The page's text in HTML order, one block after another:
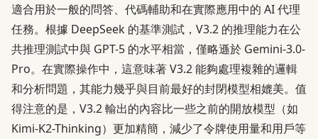
適合用於一般的問答、代碼輔助和在實際應用中的 AI 代理
任務。根據 DeepSeek 的基準測試，V3.2 的推理能力在公
共推理測試中與 GPT-5 的水平相當，僅略遜於 Gemini-3.0-
Pro。在實際操作中，這意味著 V3.2 能夠處理複雜的邏輯
和分析問題，其能力幾乎與目前最好的封閉模型相媲美。值
得注意的是，V3.2 輸出的內容比一些之前的開放模型（如
Kimi-K2-Thinking）更加精簡，減少了令牌使用量和用戶等